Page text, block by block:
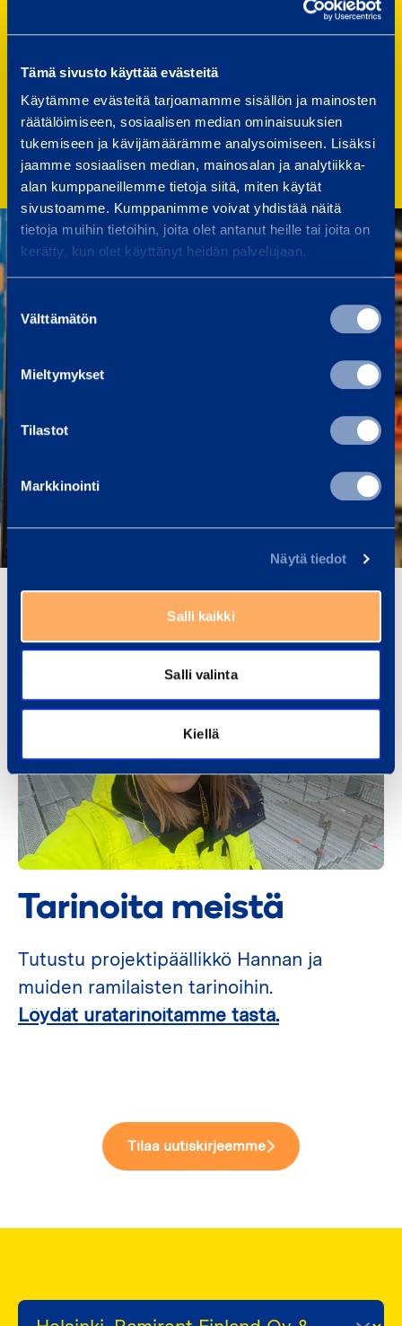
Tämä sivusto käyttää evästeitä
Käytämme evästeitä tarjoamamme sisällön ja mainosten
räätälöimiseen, sosiaalisen median ominaisuuksien
tukemiseen ja kävijämäärämme analysoimiseen. Lisäksi
jaamme sosiaalisen median, mainosalan ja analytiikka-
alan kumppaneillemme tietoja siitä, miten käytät
sivustoamme. Kumppanimme voivat yhdistää näitä
tietoja muihin tietoihin, joita olet antanut heille tai joita on
kerätty, kun olet käyttänyt heidän palvelujaan.
valinta
Välttämätön
Mieltymykset
Tilastot
Markkinointi
Näytä tiedot
Salli kaikki
Salli valinta
Kiellä
Työkulttuurimme edistää yksilöllistä
oppimista ja kehittymistä.
Proaktiivinen työkulttuuri
Kannustamme työntekijöitämme
johtamaan ja tekemään aloitteita.
Tarinoita meistä
Tutustu projektipäällikkö Hannan ja
muiden ramilaisten tarinoihin.
Löydät uratarinoitamme tästä.
Tilaa uutiskirjeemme